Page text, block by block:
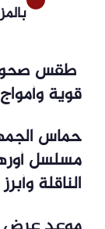
طقس صحو
قوية
مسلسل
الناقلة